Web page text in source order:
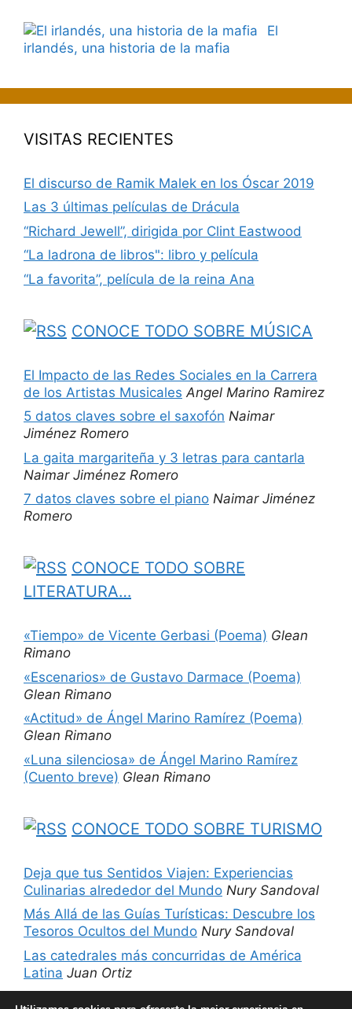
El
irlandés, una historia de la mafia
VISITAS RECIENTES
El discurso de Ramik Malek en los Óscar 2019
Las 3 últimas películas de Drácula
“Richard Jewell”, dirigida por Clint Eastwood
“La ladrona de libros": libro y película
“La favorita”, película de la reina Ana
CONOCE TODO SOBRE MÚSICA
El Impacto de las Redes Sociales en la Carrera
de los Artistas Musicales Angel Marino Ramirez
5 datos claves sobre el saxofón Naimar
Jiménez Romero
La gaita margariteña y 3 letras para cantarla
Naimar Jiménez Romero
7 datos claves sobre el piano Naimar Jiménez
Romero
CONOCE TODO SOBRE
LITERATURA…
«Tiempo» de Vicente Gerbasi (Poema) Glean
Rimano
«Escenarios» de Gustavo Darmace (Poema)
Glean Rimano
«Actitud» de Ángel Marino Ramírez (Poema)
Glean Rimano
«Luna silenciosa» de Ángel Marino Ramírez
(Cuento breve) Glean Rimano
CONOCE TODO SOBRE TURISMO
Deja que tus Sentidos Viajen: Experiencias
Culinarias alrededor del Mundo Nury Sandoval
Más Allá de las Guías Turísticas: Descubre los
Tesoros Ocultos del Mundo Nury Sandoval
Las catedrales más concurridas de América
Latina Juan Ortiz